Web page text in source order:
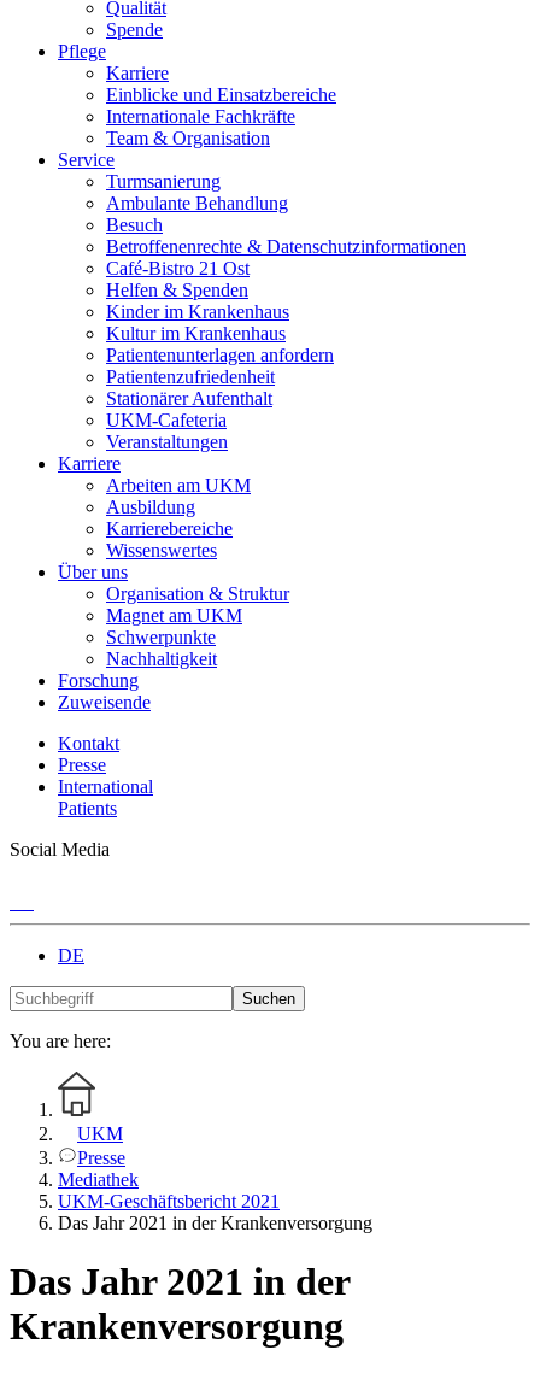
Qualität
Spende
Pflege
Karriere
Einblicke und Einsatzbereiche
Internationale Fachkräfte
Team & Organisation
Service
Turmsanierung
Ambulante Behandlung
Besuch
Betroffenenrechte & Datenschutzinformationen
Café-Bistro 21 Ost
Helfen & Spenden
Kinder im Krankenhaus
Kultur im Krankenhaus
Patientenunterlagen anfordern
Patientenzufriedenheit
Stationärer Aufenthalt
UKM-Cafeteria
Veranstaltungen
Karriere
Arbeiten am UKM
Ausbildung
Karrierebereiche
Wissenswertes
Über uns
Organisation & Struktur
Magnet am UKM
Schwerpunkte
Nachhaltigkeit
Forschung
Zuweisende
Kontakt
Presse
International
Patients
Social Media
DE
Suchen
You are here:
UKM
Presse
Mediathek
UKM-Geschäftsbericht 2021
Das Jahr 2021 in der Krankenversorgung
Das Jahr 2021 in der
Krankenversorgung